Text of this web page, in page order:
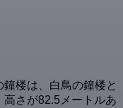
楼は、白鳥の鐘楼と
高さが82.5メートルあ